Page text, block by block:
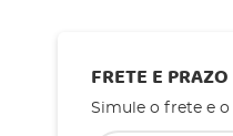
FRETE E PRAZO
Simule o frete e o